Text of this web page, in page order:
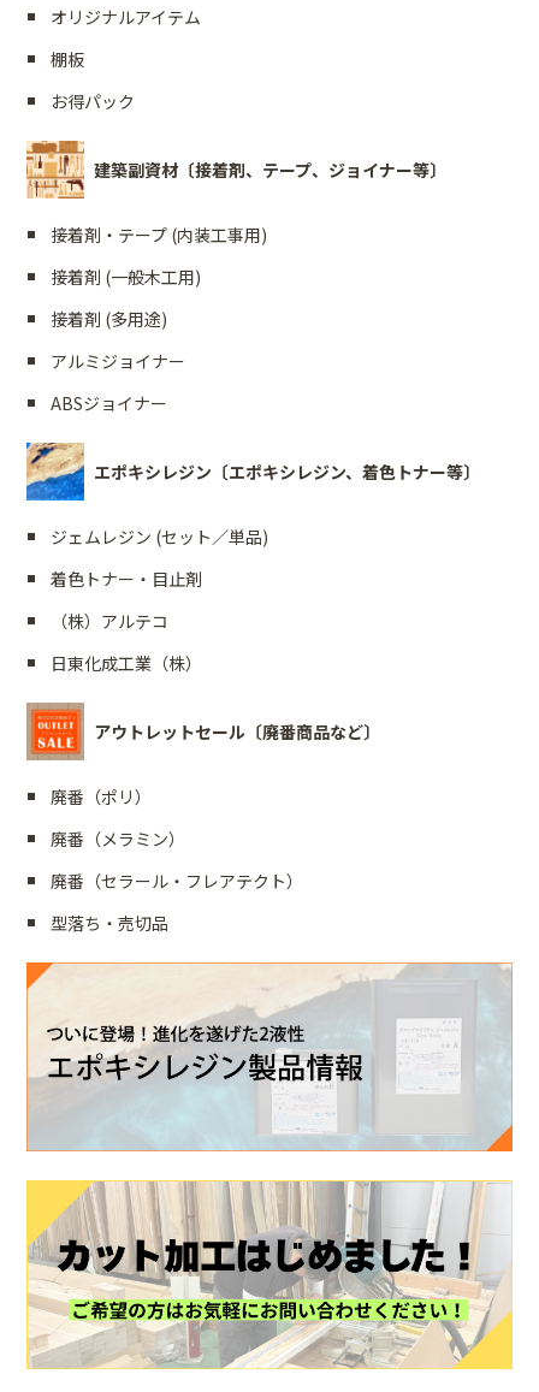
オリジナルアイテム
棚板
お得パック
建築副資材〔接着剤、テープ、ジョイナー等〕
接着剤・テープ (内装工事用)
接着剤 (一般木工用)
接着剤 (多用途)
アルミジョイナー
ABSジョイナー
エポキシレジン〔エポキシレジン、着色トナー等〕
ジェムレジン (セット／単品)
着色トナー・目止剤
（株）アルテコ
日東化成工業（株）
アウトレットセール〔廃番商品など〕
廃番（ポリ）
廃番（メラミン）
廃番（セラール・フレアテクト）
型落ち・売切品